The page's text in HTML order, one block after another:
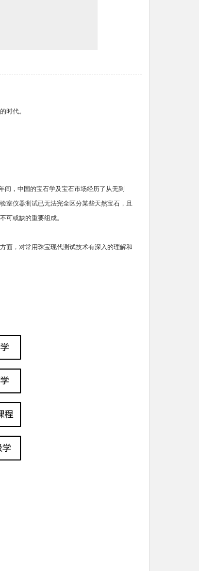
时代。
，中国的宝石学及宝石市场经历了从无到
室仪器测试已无法完全区分某些天然宝石，且
可或缺的重要组成。
面，对常用珠宝现代测试技术有深入的理解和